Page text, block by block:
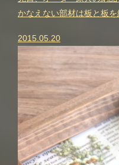
かなえない部材は板と板
2015.05.20